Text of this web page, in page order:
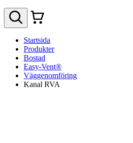
Startsida
Produkter
Bostad
Easy-Vent®
Väggenomföring
Kanal RVA